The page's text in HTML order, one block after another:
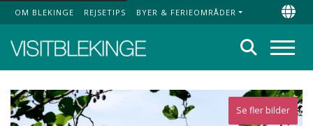
Top Menu
OM BLEKINGE REJSETIPS BYER & FERIEOMRÅDER
Søg
Se fler bilder